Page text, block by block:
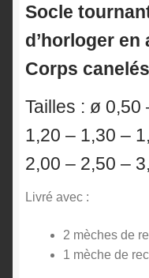
Socle
d’horloger en
Corps
Tailles : ø 0,50
1,20 – 1,30 –
2,00 – 2,50 –
Livré avec :
2 mèches de
1 mèche de